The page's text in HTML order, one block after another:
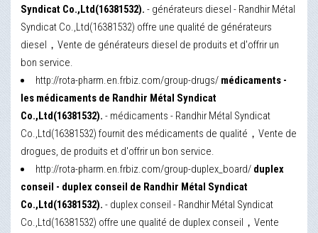
Syndicat Co.,Ltd(16381532). - générateurs diesel - Randhir Métal
Syndicat Co.,Ltd(16381532) offre une qualité de générateurs
diesel，Vente de générateurs diesel de produits et d'offrir un
bon service.
http://rota-pharm.en.frbiz.com/group-drugs/ médicaments -
les médicaments de Randhir Métal Syndicat
Co.,Ltd(16381532). - médicaments - Randhir Métal Syndicat
Co.,Ltd(16381532) fournit des médicaments de qualité，Vente de
drogues, de produits et d'offrir un bon service.
http://rota-pharm.en.frbiz.com/group-duplex_board/ duplex
conseil - duplex conseil de Randhir Métal Syndicat
Co.,Ltd(16381532). - duplex conseil - Randhir Métal Syndicat
Co.,Ltd(16381532) offre une qualité de duplex conseil，Vente